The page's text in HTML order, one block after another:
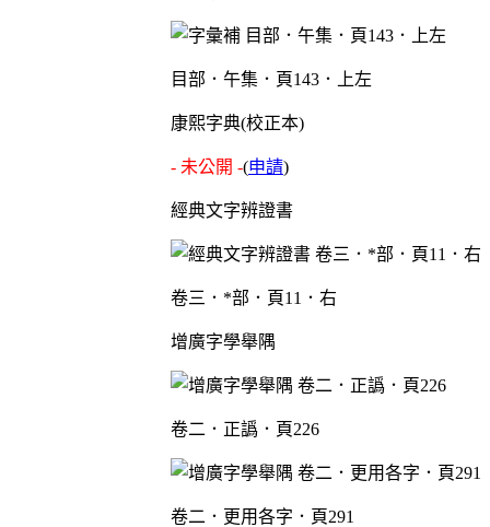
目部．午集．頁143．上左
康熙字典(校正本)
- 未公開 -(申請)
經典文字辨證書
卷三．*部．頁11．右
增廣字學舉隅
卷二．正譌．頁226
卷二．更用各字．頁291